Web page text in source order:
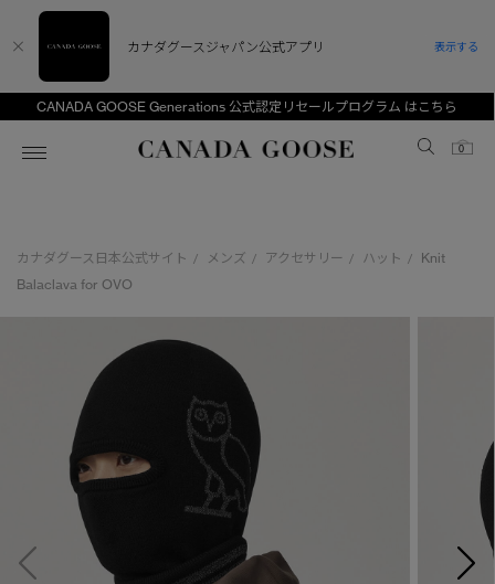
CANADA GOOSE Generations 公式認定リセールプログラム はこちら
Canada Goose
0
スノーグース
スプリングコレクション
ウィメンズ TOP
サマー 26 コレクション
サマー 26 コレクションLOOK
日本限定モデル
メンズ TOP
サマー 26 コレクション
サマー 26 コレクションLOOK
日本限定モデル
キッズ TOP
ユース（6＋歳)
コレクション
CANADA GOOSE Generationsは、アウター
ウェアの下取り・再販を通じて、長く愛される製
品の価値を受け継いでいきます。
アーカイブの希少なピースもご覧いただけます。
詳しく見る
カナダグース日本公式サイト / メンズ / アクセサリー / ハット /
Knit
Balaclava for OVO
カナダグースジャパン公式アプリ 表示する